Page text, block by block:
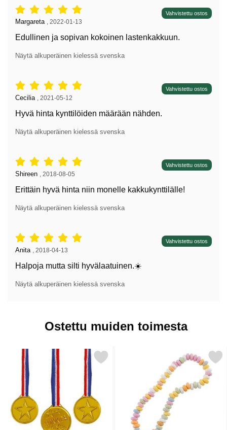
Arvostelu: 5 tähdet / 5, Vahvistettu ostos
Arvostelun kirjoittaja:
Margareta 2022-01-13
Edullinen ja sopivan kokoinen lastenkakkuun.
Näytä alkuperäinen kielessä svenska
Arvostelu: 5 tähdet / 5, Vahvistettu ostos
Arvostelun kirjoittaja:
Cecilia 2021-05-12
Hyvä hinta kynttilöiden määrään nähden.
Näytä alkuperäinen kielessä svenska
Arvostelu: 5 tähdet / 5, Vahvistettu ostos
Arvostelun kirjoittaja:
Shireen 2018-08-05
Erittäin hyvä hinta niin monelle kakkukynttilälle!
Näytä alkuperäinen kielessä svenska
Arvostelu: 5 tähdet / 5, Vahvistettu ostos
Arvostelun kirjoittaja:
Anita 2018-04-13
Halpoja mutta silti hyvälaatuinen.☀️
Näytä alkuperäinen kielessä svenska
Ostettu muiden toimesta
Merkitse kultamitali Muovi suosikiksiMerkitse